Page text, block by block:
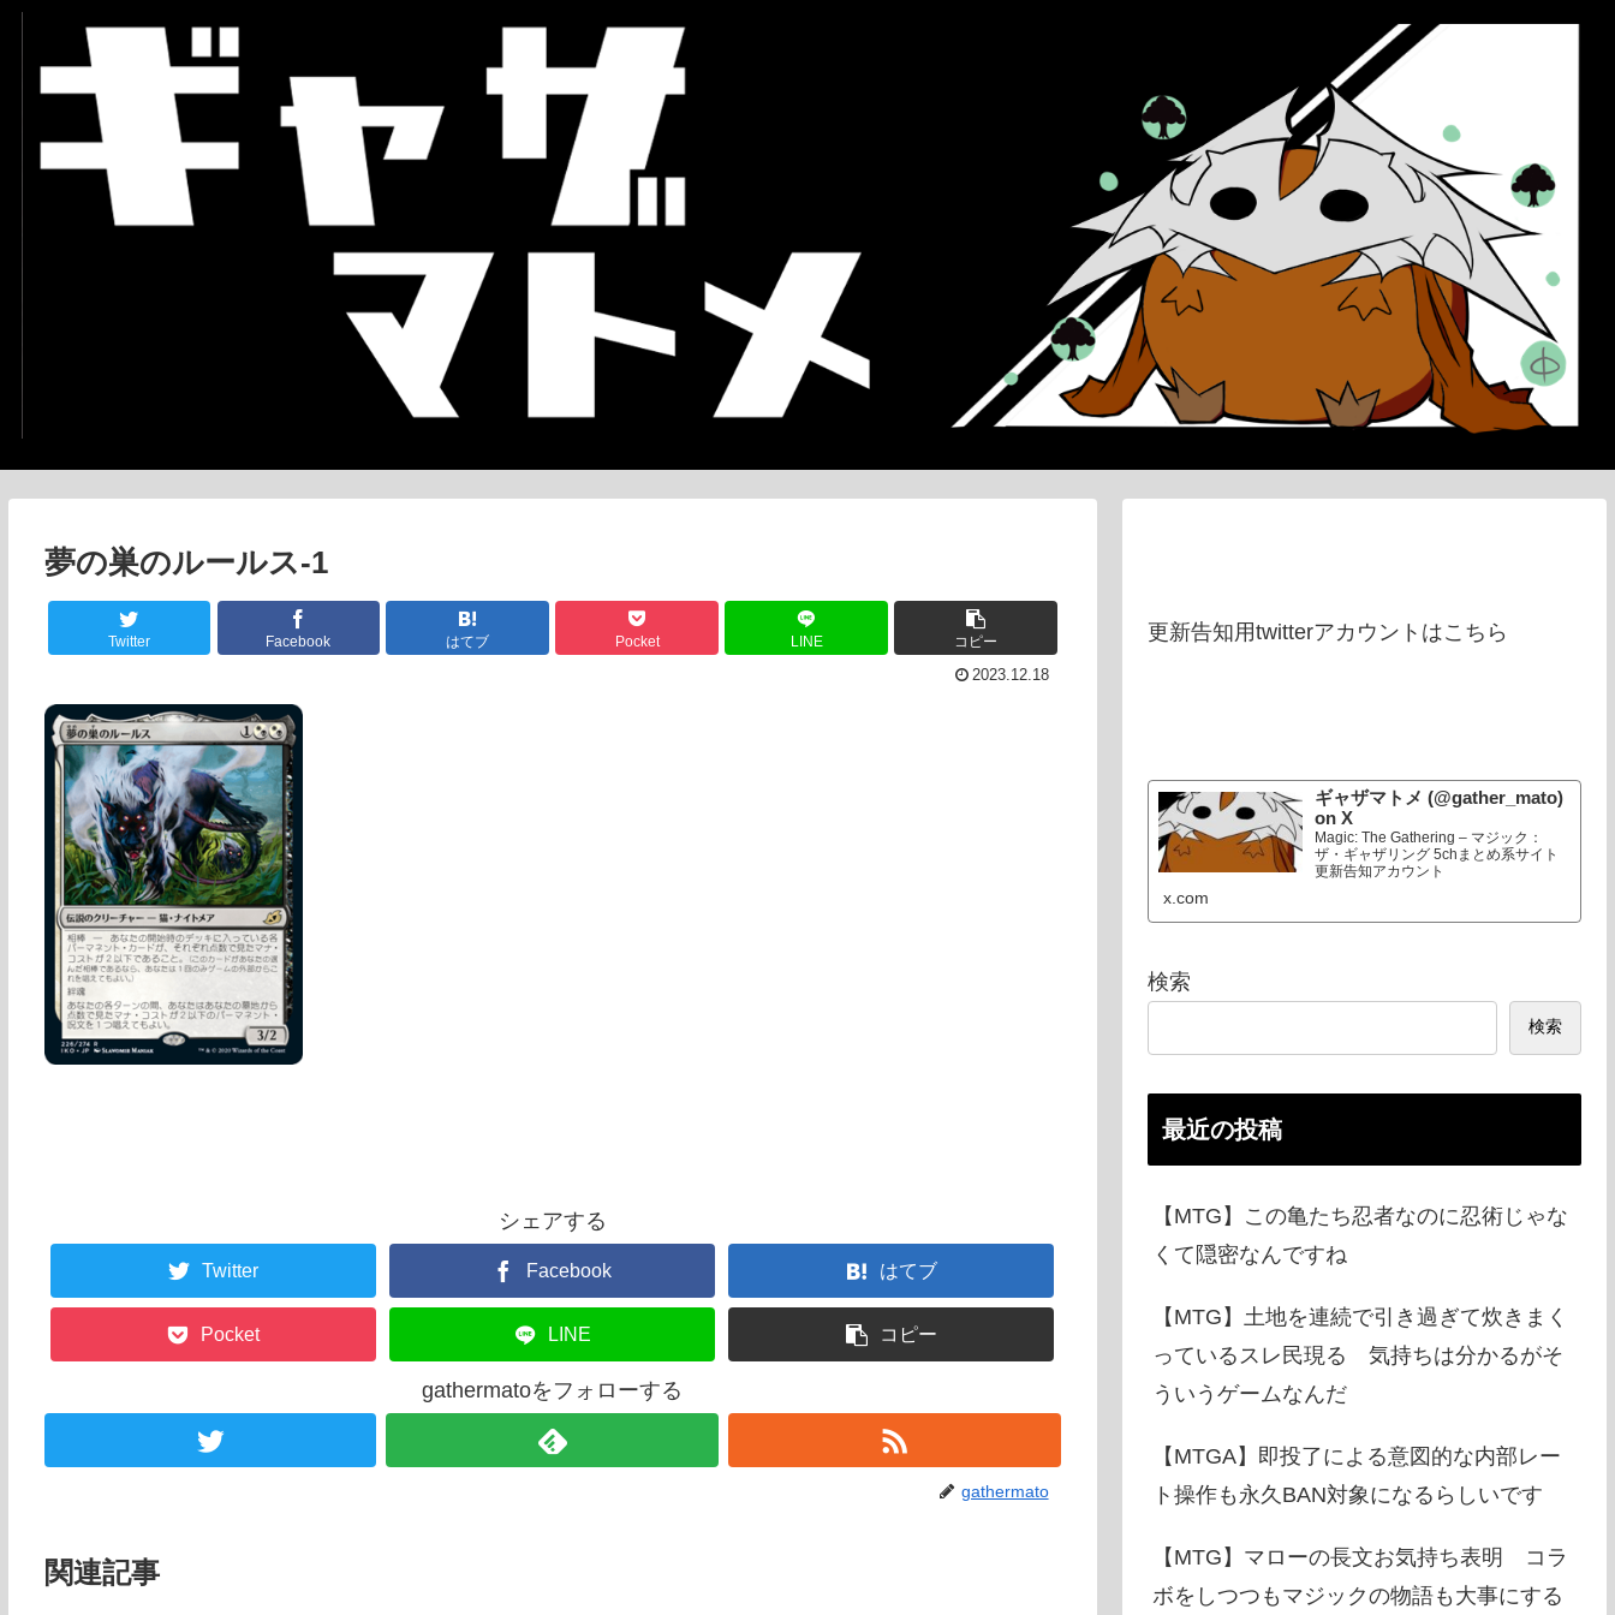
夢の巣のルールス-1
Twitter Facebook はてブ Pocket LINE コピー
2023.12.18
シェアする
Twitter Facebook はてブ
Pocket LINE コピー
gathermatoをフォローする
gathermato
関連記事
更新告知用twitterアカウントはこちら
ギャザマトメ (@gather_mato)
on X
Magic: The Gathering – マジック：
ザ・ギャザリング 5chまとめ系サイト
更新告知アカウント
x.com
検索
検索
最近の投稿
【MTG】この亀たち忍者なのに忍術じゃな
くて隠密なんですね
【MTG】土地を連続で引き過ぎて炊きまく
っているスレ民現る 気持ちは分かるがそ
ういうゲームなんだ
【MTGA】即投了による意図的な内部レー
ト操作も永久BAN対象になるらしいです
【MTG】マローの長文お気持ち表明 コラ
ボをしつつもマジックの物語も大事にする